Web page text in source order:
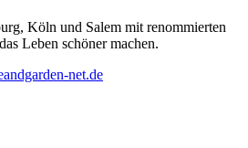
Köln und Salem mit renommierten
Leben schöner machen.
net.de